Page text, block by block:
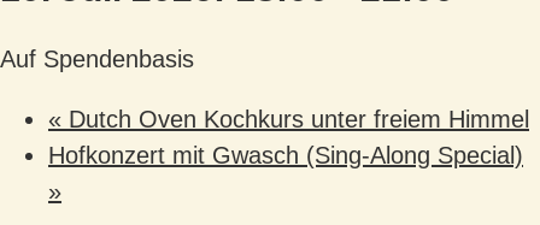
Auf Spendenbasis
« Dutch Oven Kochkurs unter freiem Himmel
Hofkonzert mit Gwasch (Sing-Along Special)
»